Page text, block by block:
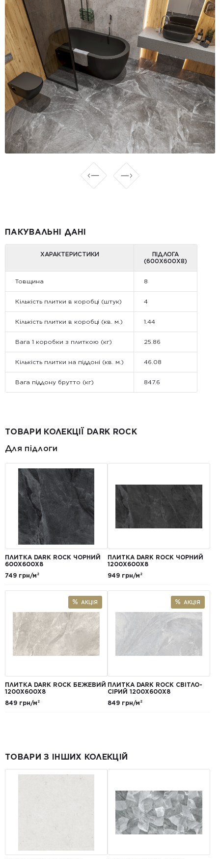
ПАКУВАЛЬНІ ДАНІ
ХАРАКТЕРИСТИКИ
ПІДЛОГА
(600Х600Х8)
Товщина 8
Кількість плитки в коробці (штук) 4
Кількість плитки в коробці (кв. м.) 1.44
Вага 1 коробки з плиткою (кг) 25.86
Кількість плитки на піддоні (кв. м.) 46.08
Вага піддону брутто (кг) 847.6
ТОВАРИ КОЛЕКЦІЇ DARK ROCK
Для підлоги
ПЛИТКА DARK ROCK ЧОРНИЙ
600Х600Х8
749 грн/м²
ПЛИТКА DARK ROCK ЧОРНИЙ
1200X600X8
949 грн/м²
АКЦІЯ
ПЛИТКА DARK ROCK БЕЖЕВИЙ
1200Х600Х8
849 грн/м²
АКЦІЯ
ПЛИТКА DARK ROCK СВІТЛО-
СІРИЙ 1200Х600Х8
849 грн/м²
ТОВАРИ З ІНШИХ КОЛЕКЦІЙ